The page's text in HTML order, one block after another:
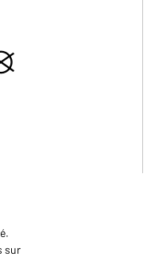
sur